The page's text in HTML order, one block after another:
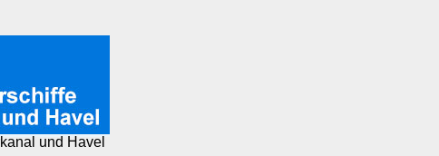
und Havel